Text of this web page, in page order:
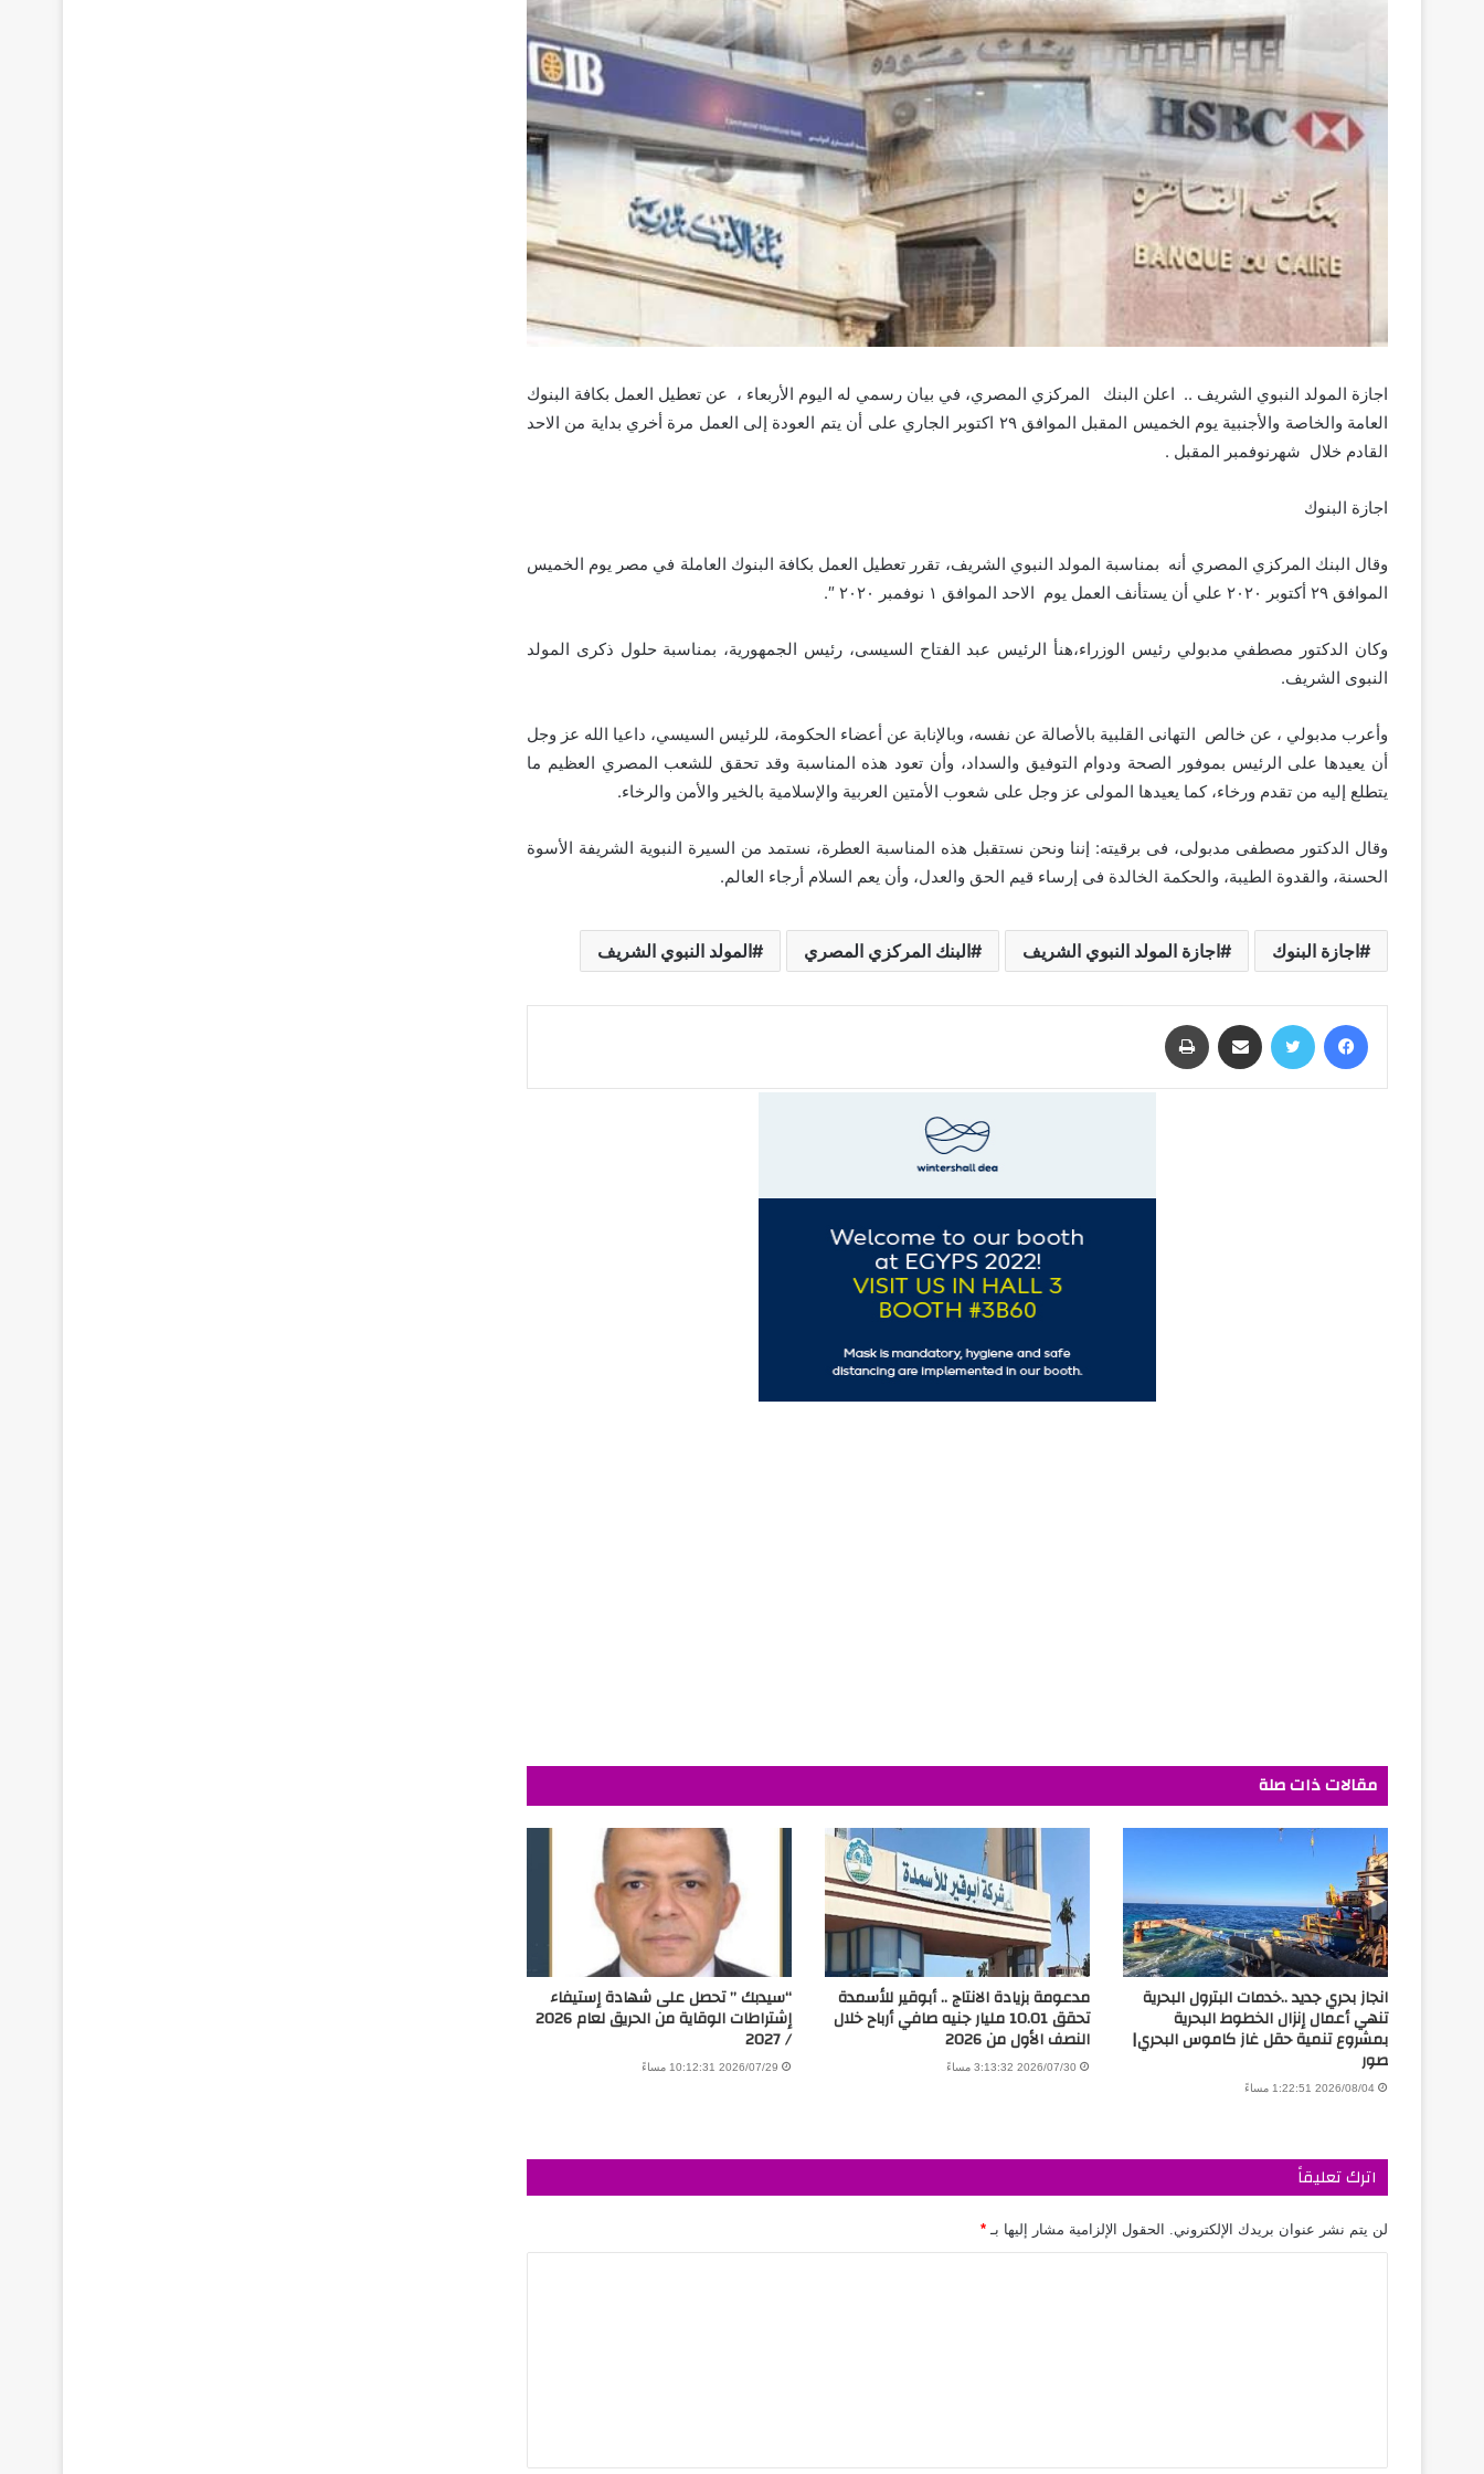
اجازة المولد النبوي الشريف .. اعلن البنك المركزي المصري، في بيان رسمي له اليوم الأربعاء ، عن تعطيل العمل بكافة البنوك
العامة والخاصة والأجنبية يوم الخميس المقبل الموافق ٢٩ اكتوبر الجاري على أن يتم العودة إلى العمل مرة أخري بداية من الاحد
القادم خلال شهرنوفمبر المقبل .
اجازة البنوك
وقال البنك المركزي المصري أنه بمناسبة المولد النبوي الشريف، تقرر تعطيل العمل بكافة البنوك العاملة في مصر يوم الخميس
الموافق ٢٩ أكتوبر ٢٠٢٠ علي أن يستأنف العمل يوم الاحد الموافق ١ نوفمبر ٢٠٢٠ ″.
وكان الدكتور مصطفي مدبولي رئيس الوزراء،هنأ الرئيس عبد الفتاح السيسى، رئيس الجمهورية، بمناسبة حلول ذكرى المولد
النبوى الشريف.
وأعرب مدبولي ، عن خالص التهانى القلبية بالأصالة عن نفسه، وبالإنابة عن أعضاء الحكومة، للرئيس السيسي، داعيا الله عز وجل
أن يعيدها على الرئيس بموفور الصحة ودوام التوفيق والسداد، وأن تعود هذه المناسبة وقد تحقق للشعب المصري العظيم ما
يتطلع إليه من تقدم ورخاء، كما يعيدها المولى عز وجل على شعوب الأمتين العربية والإسلامية بالخير والأمن والرخاء.
وقال الدكتور مصطفى مدبولى، فى برقيته: إننا ونحن نستقبل هذه المناسبة العطرة، نستمد من السيرة النبوية الشريفة الأسوة
الحسنة، والقدوة الطيبة، والحكمة الخالدة فى إرساء قيم الحق والعدل، وأن يعم السلام أرجاء العالم.
اجازة البنوك اجازة المولد النبوي الشريف البنك المركزي المصري المولد النبوي الشريف
فيسبوك تويتر مشاركة عبر البريد
مقالات ذات صلة
انجاز بحري جديد ..خدمات البترول البحرية
تنهي أعمال إنزال الخطوط البحرية
بمشروع تنمية حقل غاز كاموس البحري|
صور
2026/08/04 1:22:51 مساءً
مدعومة بزيادة الانتاج .. أبوقير للأسمدة
تحقق 10.01 مليار جنيه صافي أرباح خلال
النصف الأول من 2026
2026/07/30 3:13:32 مساءً
“سيدبك ” تحصل على شهادة إستيفاء
إشتراطات الوقاية من الحريق لعام 2026
/ 2027
2026/07/29 10:12:31 مساءً
اترك تعليقاً
لن يتم نشر عنوان بريدك الإلكتروني. الحقول الإلزامية مشار إليها بـ *